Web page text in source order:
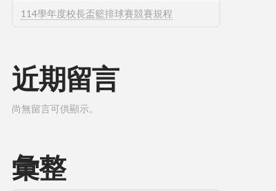
114學年度校長盃籃排球賽競賽規程
近期留言
尚無留言可供顯示。
彙整